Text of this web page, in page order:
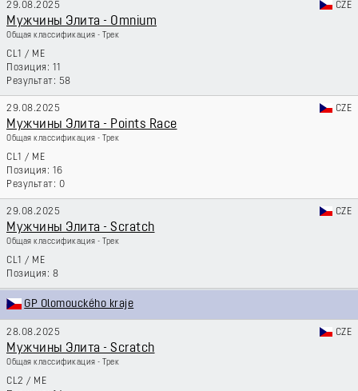
29.08.2025 CZE
Мужчины Элита - Omnium
Общая классификация - Трек
CL1 / ME
11
58
29.08.2025 CZE
Мужчины Элита - Points Race
Общая классификация - Трек
CL1 / ME
16
0
29.08.2025 CZE
Мужчины Элита - Scratch
Общая классификация - Трек
CL1 / ME
8
GP Olomouckého kraje
28.08.2025 CZE
Мужчины Элита - Scratch
Общая классификация - Трек
CL2 / ME